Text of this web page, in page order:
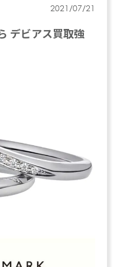
2021/07/21
デビアス買取強